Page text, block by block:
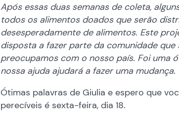
Após essas duas semanas de coleta,
todos os alimentos doados que serão
desesperadamente de alimentos. Este
disposta a fazer parte da comunidade
preocupamos com o nosso país. Foi uma
nossa ajuda ajudará a fazer uma mudança. '
Ótimas palavras de Giulia e espero que
perecíveis é sexta-feira, dia 18.